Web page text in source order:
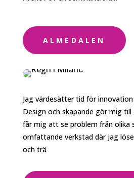
ALMEDALEN
Jag värdesätter tid för
Design och skapande gör mig
får mig att se problem från olika
omfattande verkstad där jag
och trä